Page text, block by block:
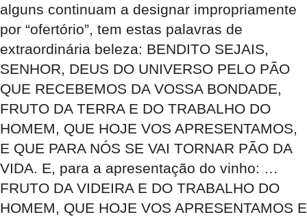
alguns continuam a designar impropriamente
por “ofertório”, tem estas palavras de
extraordinária beleza: BENDITO SEJAIS,
SENHOR, DEUS DO UNIVERSO PELO PÃO
QUE RECEBEMOS DA VOSSA BONDADE,
FRUTO DA TERRA E DO TRABALHO DO
HOMEM, QUE HOJE VOS APRESENTAMOS,
E QUE PARA NÓS SE VAI TORNAR PÃO DA
VIDA. E, para a apresentação do vinho: …
FRUTO DA VIDEIRA E DO TRABALHO DO
HOMEM, QUE HOJE VOS APRESENTAMOS E